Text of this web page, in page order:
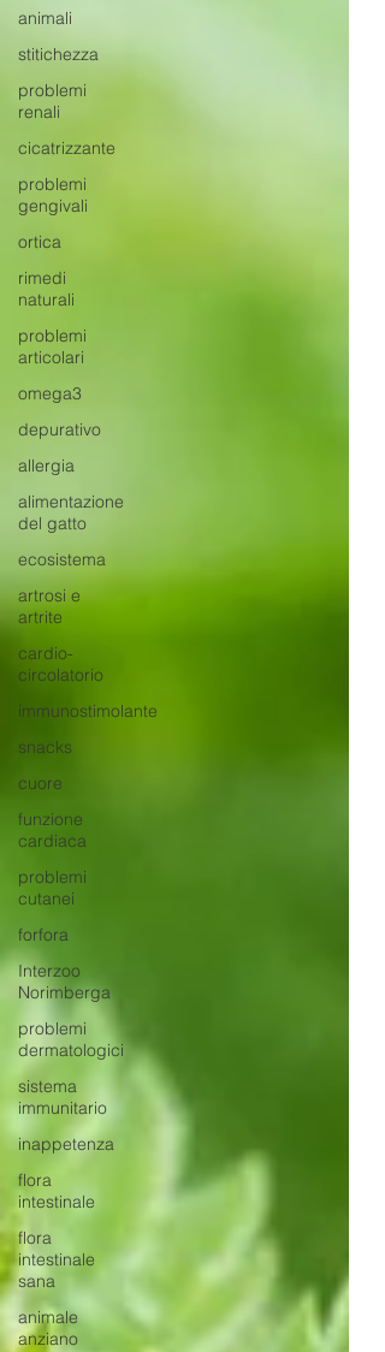
animali
stitichezza
problemi
renali
cicatrizzante
problemi
gengivali
ortica
rimedi
naturali
problemi
articolari
omega3
depurativo
allergia
alimentazione
del gatto
ecosistema
artrosi e
artrite
cardio-
circolatorio
immunostimolante
snacks
cuore
funzione
cardiaca
problemi
cutanei
forfora
Interzoo
Norimberga
problemi
dermatologici
sistema
immunitario
inappetenza
flora
intestinale
flora
intestinale
sana
animale
anziano